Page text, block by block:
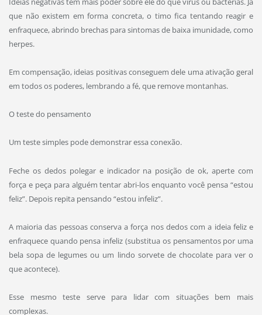
que não existem em forma concreta, o timo fica tentando reagir e
enfraquece, abrindo brechas para sintomas de baixa imunidade, como
herpes.
Em compensação, ideias positivas conseguem dele uma ativação geral
em todos os poderes, lembrando a fé, que remove montanhas.
O teste do pensamento
Um teste simples pode demonstrar essa conexão.
Feche os dedos polegar e indicador na posição de ok, aperte com
força e peça para alguém tentar abri-los enquanto você pensa “estou
feliz”. Depois repita pensando “estou infeliz”.
A maioria das pessoas conserva a força nos dedos com a ideia feliz e
enfraquece quando pensa infeliz (substitua os pensamentos por uma
bela sopa de legumes ou um lindo sorvete de chocolate para ver o
que acontece).
Esse mesmo teste serve para lidar com situações bem mais
complexas.